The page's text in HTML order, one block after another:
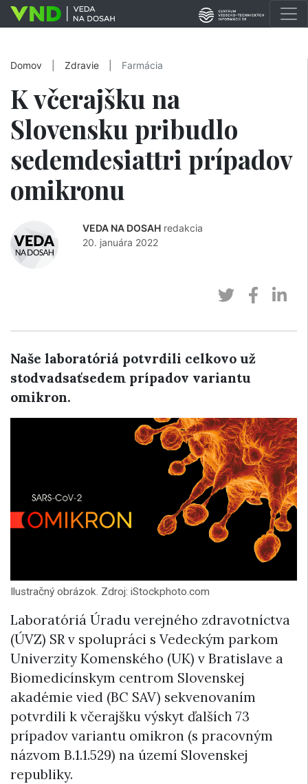
Domov Zdravie Farmácia
K včerajšku na
Slovensku pribudlo
sedemdesiattri prípadov
omikronu
VEDA NA DOSAH redakcia
20. januára 2022
Naše laboratóriá potvrdili celkovo už
stodvadsaťsedem prípadov variantu
omikron.
Ilustračný obrázok. Zdroj: iStockphoto.com
Laboratóriá Úradu verejného zdravotníctva
(ÚVZ) SR v spolupráci s Vedeckým parkom
Univerzity Komenského (UK) v Bratislave a
Biomedicínskym centrom Slovenskej
akadémie vied (BC SAV) sekvenovaním
potvrdili k včerajšku výskyt ďalších 73
prípadov variantu omikron (s pracovným
názvom B.1.1.529) na území Slovenskej
republiky.